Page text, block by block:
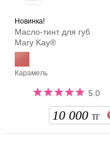
Новинка!
Масло-тинт для губ
Mary Kay®
Карамель
5.0
10 000 ТГ